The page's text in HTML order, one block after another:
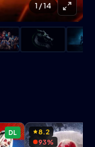
1 / 14
DL
8.2
93%